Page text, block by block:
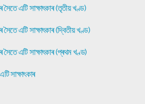
সৈতে এটি সাক্ষাৎকাৰ (তৃতীয় খণ্ড)
সৈতে এটি সাক্ষাৎকাৰ (দ্বিতীয় খণ্ড)
সৈতে এটি সাক্ষাৎকাৰ (প্ৰথম খণ্ড)
সাক্ষাৎকাৰ